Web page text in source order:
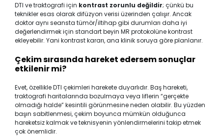
DTI ve traktografi için kontrast zorunlu değildir; çünkü bu
teknikler esas olarak difüzyon verisi üzerinden çalışır. Ancak
doktor aynı seansta tümör/iltihap gibi durumları daha iyi
değerlendirmek için standart beyin MR protokolüne kontrast
ekleyebilir. Yani kontrast kararı, ana klinik soruya göre planlanır.
Çekim sırasında hareket edersem sonuçlar
etkilenir mi?
Evet, özellikle DTI çekimleri harekete duyarlıdır. Baş hareketi,
traktografi haritalarında bozulmaya veya liflerin “gerçekte
olmadığı halde” kesintili görünmesine neden olabilir. Bu yüzden
başın sabitlenmesi, çekim boyunca mümkün olduğunca
hareketsiz kalmak ve teknisyenin yönlendirmelerini takip etmek
çok önemlidir.